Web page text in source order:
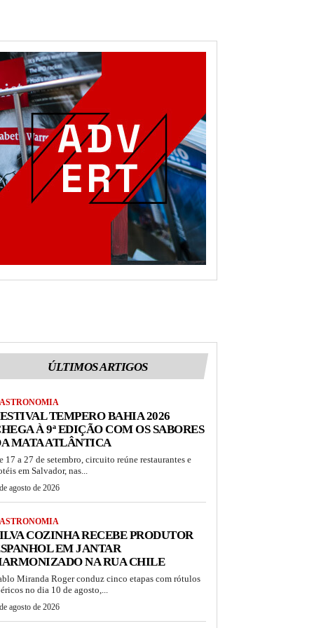
ÚLTIMOS ARTIGOS
TEMPERO BAHIA 2026
À 9ª EDIÇÃO COM OS SABORES
MATA ATLÂNTICA
17 a 27 de setembro, circuito reúne restaurantes e
em Salvador, nas...
agosto de 2026
COZINHA RECEBE PRODUTOR
EM JANTAR
NA RUA CHILE
Miranda Roger conduz cinco etapas com rótulos
no dia 10 de agosto,...
agosto de 2026